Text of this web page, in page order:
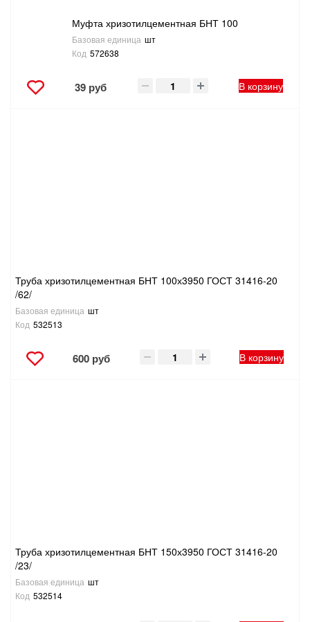
Муфта хризотилцементная БНТ 100
Базовая единица шт
Код 572638
39 руб В корзину
Труба хризотилцементная БНТ 100х3950 ГОСТ 31416-20
/62/
Базовая единица шт
Код 532513
600 руб В корзину
Труба хризотилцементная БНТ 150х3950 ГОСТ 31416-20
/23/
Базовая единица шт
Код 532514